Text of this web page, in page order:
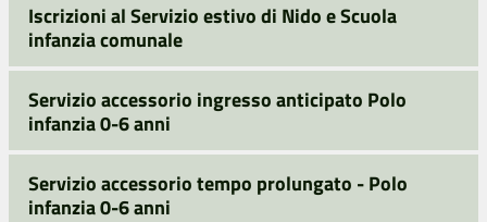
Iscrizioni al Servizio estivo di Nido e Scuola
infanzia comunale
Servizio accessorio ingresso anticipato Polo
infanzia 0-6 anni
Servizio accessorio tempo prolungato - Polo
infanzia 0-6 anni